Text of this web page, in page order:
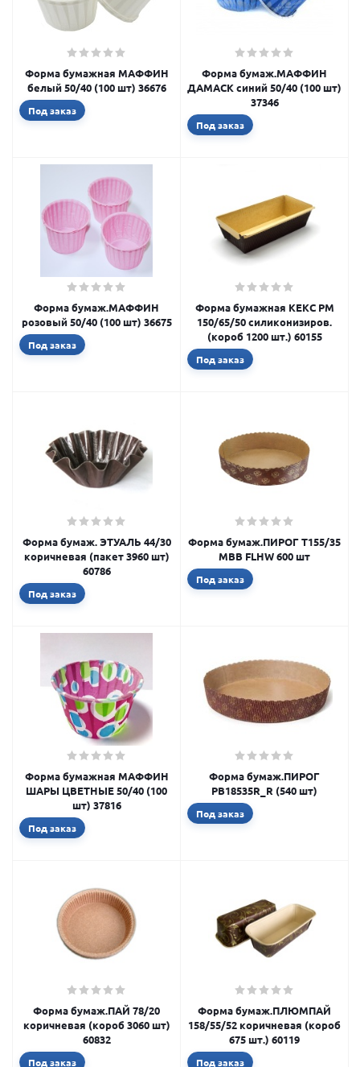
Форма бумажная МАФФИН
белый 50/40 (100 шт) 36676
Под заказ
Форма бумаж.МАФФИН
ДАМАСК синий 50/40 (100 шт)
37346
Под заказ
Форма бумаж.МАФФИН
розовый 50/40 (100 шт) 36675
Под заказ
Форма бумажная КЕКС PМ
150/65/50 силиконизиров.
(короб 1200 шт.) 60155
Под заказ
Форма бумаж. ЭТУАЛЬ 44/30
коричневая (пакет 3960 шт)
60786
Под заказ
Форма бумаж.ПИРОГ Т155/35
МВВ FLHW 600 шт
Под заказ
Форма бумажная МАФФИН
ШАРЫ ЦВЕТНЫЕ 50/40 (100
шт) 37816
Под заказ
Форма бумаж.ПИРОГ
РВ18535R_R (540 шт)
Под заказ
Форма бумаж.ПАЙ 78/20
коричневая (короб 3060 шт)
60832
Под заказ
Форма бумаж.ПЛЮМПАЙ
158/55/52 коричневая (короб
675 шт.) 60119
Под заказ